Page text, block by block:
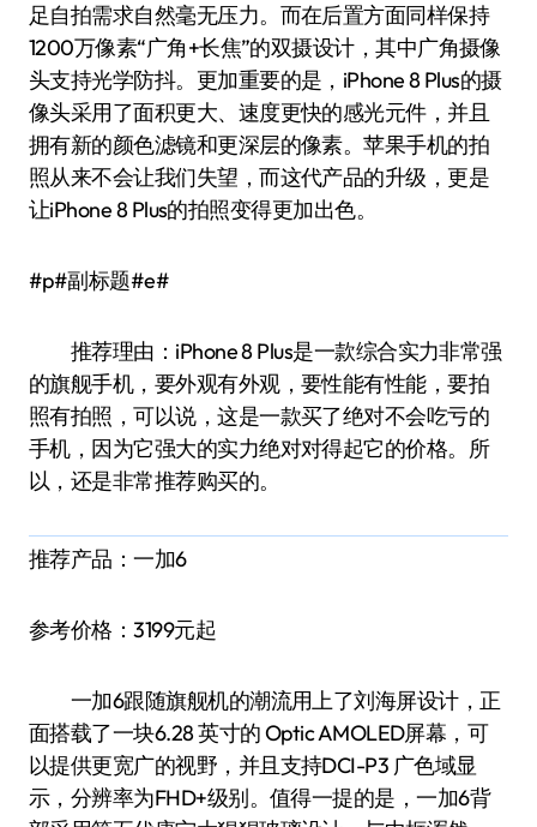
足自拍需求自然毫无压力。而在后置方面同样保持
1200万像素“广角+长焦”的双摄设计，其中广角摄像
头支持光学防抖。更加重要的是，iPhone 8 Plus的摄
像头采用了面积更大、速度更快的感光元件，并且
拥有新的颜色滤镜和更深层的像素。苹果手机的拍
照从来不会让我们失望，而这代产品的升级，更是
让iPhone 8 Plus的拍照变得更加出色。
#p#副标题#e#
推荐理由：iPhone 8 Plus是一款综合实力非常强
的旗舰手机，要外观有外观，要性能有性能，要拍
照有拍照，可以说，这是一款买了绝对不会吃亏的
手机，因为它强大的实力绝对对得起它的价格。所
以，还是非常推荐购买的。
推荐产品：一加6
参考价格：3199元起
一加6跟随旗舰机的潮流用上了刘海屏设计，正
面搭载了一块6.28 英寸的 Optic AMOLED屏幕，可
以提供更宽广的视野，并且支持DCI-P3 广色域显
示，分辨率为FHD+级别。值得一提的是，一加6背